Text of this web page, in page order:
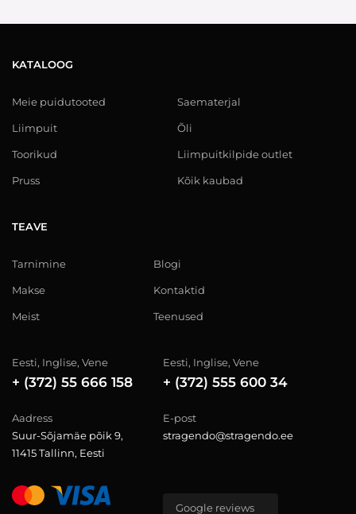
KATALOOG
Meie puidutooted
Liimpuit
Toorikud
Pruss
Saematerjal
Õli
Liimpuitkilpide outlet
Kõik kaubad
TEAVE
Tarnimine
Makse
Meist
Blogi
Kontaktid
Teenused
Eesti, Inglise, Vene
+ (372) 55 666 158
Eesti, Inglise, Vene
+ (372) 555 600 34
Aadress
Suur-Sõjamäe põik 9,
11415 Tallinn, Eesti
E-post
stragendo@stragendo.ee
Google reviews